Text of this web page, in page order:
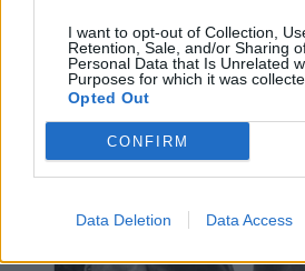
I want to opt-out of Collection,
Retention, Sale, and/or Sharing
Personal Data that Is Unrelated
Purposes for which it was
Opted Out
CONFIRM
Data Deletion Data Access